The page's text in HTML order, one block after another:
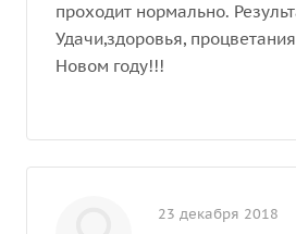
проходит нормально.
Удачи,здоровья,
Новом году!!!
23 декабря 2018